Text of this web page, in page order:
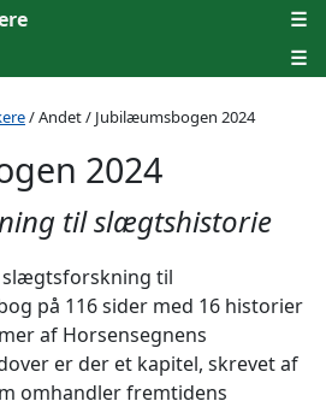
☰
☰
/ Andet / Jubilæumsbogen 2024
2024
til slægtshistorie
slægtsforskning til
på 116 sider med 16 historier
af Horsensegnens
er der et kapitel, skrevet af
omhandler fremtidens